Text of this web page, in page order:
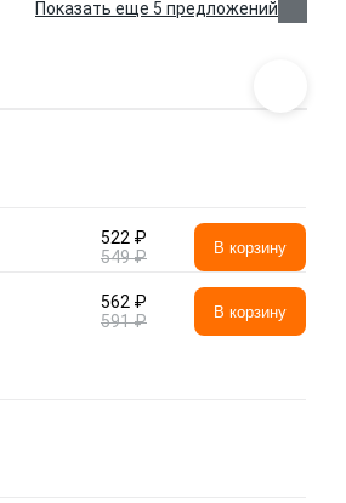
Показать еще 5 предложений
522 ₽
549 ₽
В корзину
562 ₽
591 ₽
В корзину